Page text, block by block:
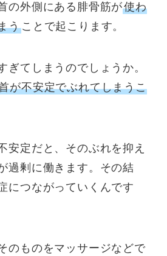
の外側にある腓骨筋が使わ
うことで起こります。
ぎてしまうのでしょうか。
が不安定でぶれてしまうこ
安定だと、そのぶれを抑え
過剰に働きます。その結
につながっていくんです
のものをマッサージなどで